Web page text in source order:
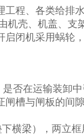
工程、各类给排
壳、机盖、支
启闭机采用蜗轮
否在运输装卸中
闸槽与闸板的间
横梁），两立